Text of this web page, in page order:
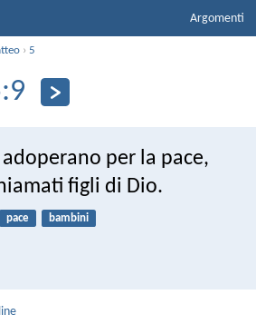
Argomenti
›5
per la pace,
figli di Dio.
pace bambini